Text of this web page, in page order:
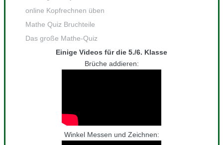
online Kopfrechnen üben
Mathe Quiz Bruchteile
Das große Mathe-Quiz
Einige Videos für die 5./6. Klasse
Brüche addieren:
Winkel Messen und Zeichnen: